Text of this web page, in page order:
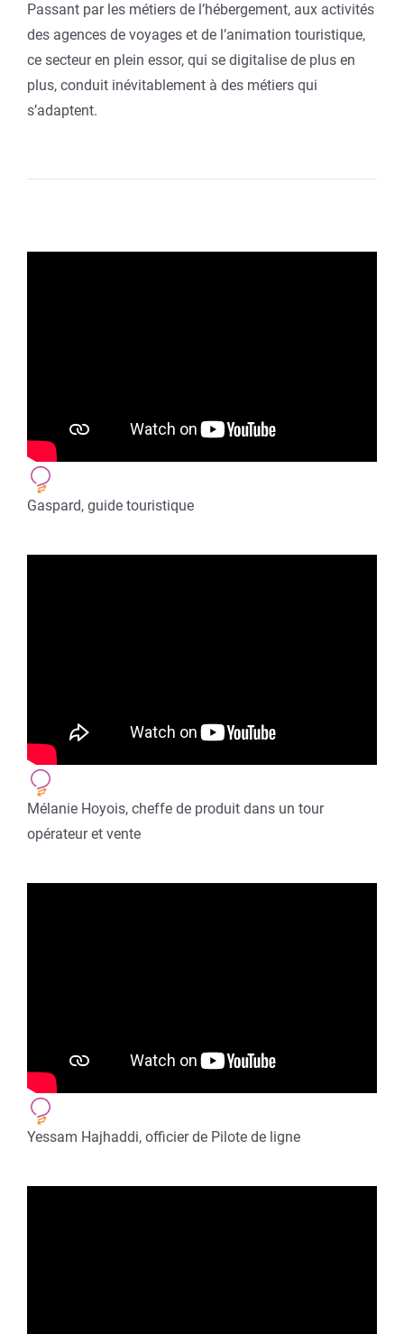
Passant par les métiers de l’hébergement, aux activités
des agences de voyages et de l’animation touristique,
ce secteur en plein essor, qui se digitalise de plus en
plus, conduit inévitablement à des métiers qui
s’adaptent.
Gaspard, guide touristique
Mélanie Hoyois, cheffe de produit dans un tour
opérateur et vente
Yessam Hajhaddi, officier de Pilote de ligne